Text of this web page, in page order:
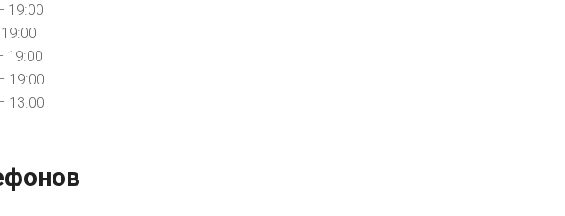
19:00
19:00
19:00
13:00